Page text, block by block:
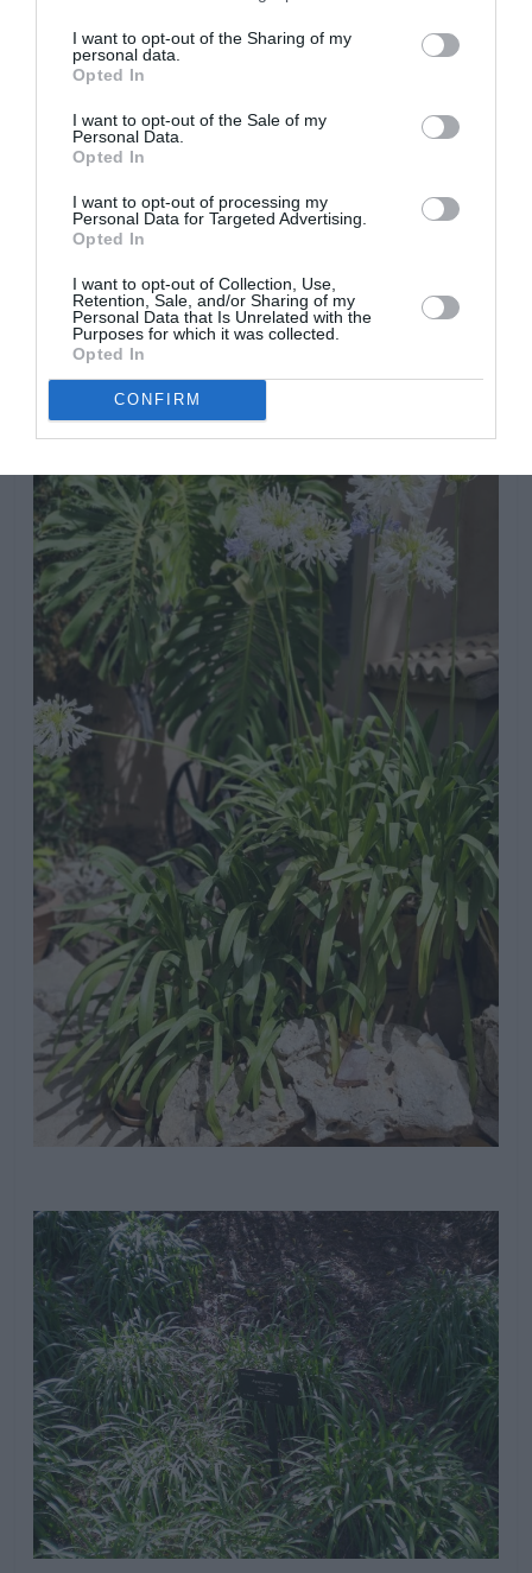
I want to opt-out of the Sharing of my
personal data.
Opted In
I want to opt-out of the Sale of my
Personal Data.
Opted In
I want to opt-out of processing my
Personal Data for Targeted Advertising.
Opted In
I want to opt-out of Collection, Use,
Retention, Sale, and/or Sharing of my
Personal Data that Is Unrelated with the
Purposes for which it was collected.
Opted In
CONFIRM